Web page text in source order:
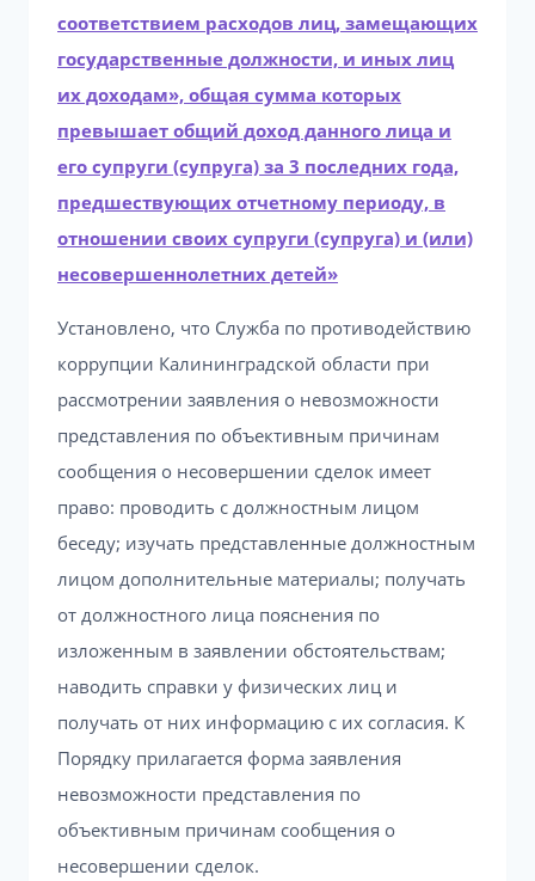
соответствием расходов лиц, замещающих
государственные должности, и иных лиц
их доходам», общая сумма которых
превышает общий доход данного лица и
его супруги (супруга) за 3 последних года,
предшествующих отчетному периоду, в
отношении своих супруги (супруга) и (или)
несовершеннолетних детей»
Установлено, что Служба по противодействию
коррупции Калининградской области при
рассмотрении заявления о невозможности
представления по объективным причинам
сообщения о несовершении сделок имеет
право: проводить с должностным лицом
беседу; изучать представленные должностным
лицом дополнительные материалы; получать
от должностного лица пояснения по
изложенным в заявлении обстоятельствам;
наводить справки у физических лиц и
получать от них информацию с их согласия. К
Порядку прилагается форма заявления
невозможности представления по
объективным причинам сообщения о
несовершении сделок.